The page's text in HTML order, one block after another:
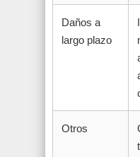
Daños a
largo plazo
Otros